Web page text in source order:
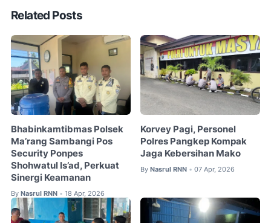
Related Posts
Bhabinkamtibmas Polsek
Ma’rang Sambangi Pos
Security Ponpes
Shohwatul Is’ad, Perkuat
Sinergi Keamanan
By Nasrul RNN • 18 Apr, 2026
Korvey Pagi, Personel
Polres Pangkep Kompak
Jaga Kebersihan Mako
By Nasrul RNN • 07 Apr, 2026